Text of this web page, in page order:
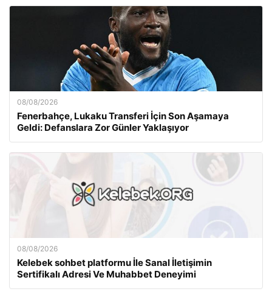
08/08/2026
Fenerbahçe, Lukaku Transferi İçin Son Aşamaya
Geldi: Defanslara Zor Günler Yaklaşıyor
08/08/2026
Kelebek sohbet platformu İle Sanal İletişimin
Sertifikalı Adresi Ve Muhabbet Deneyimi